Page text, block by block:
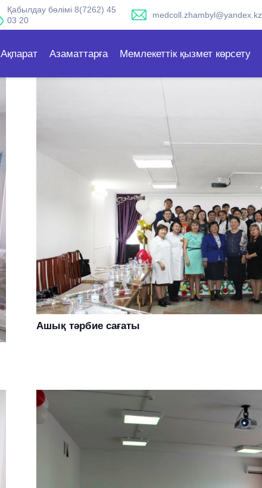
Қабылдау бөлімі 8(7262) 45
03 20
medcoll.zhambyl@yandex.kz
Ақпарат Азаматтарға Мемлекеттік қызмет көрсету
Ашық тәрбие сағаты